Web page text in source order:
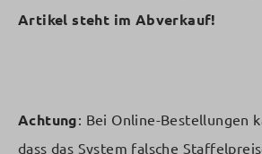
Artikel steht im Abverkauf!
Achtung: Bei Online-Bestellungen
dass das System falsche